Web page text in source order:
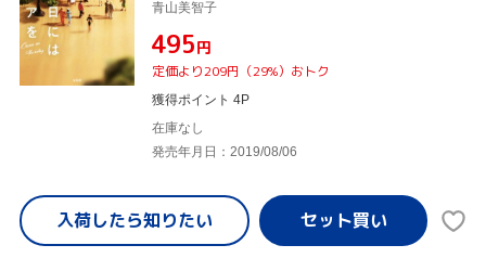
青山美智子
¥495円
定価より209円（29%）おトク
獲得ポイント 4P
在庫なし
発売年月日：2019/08/06
入荷したら知りたい